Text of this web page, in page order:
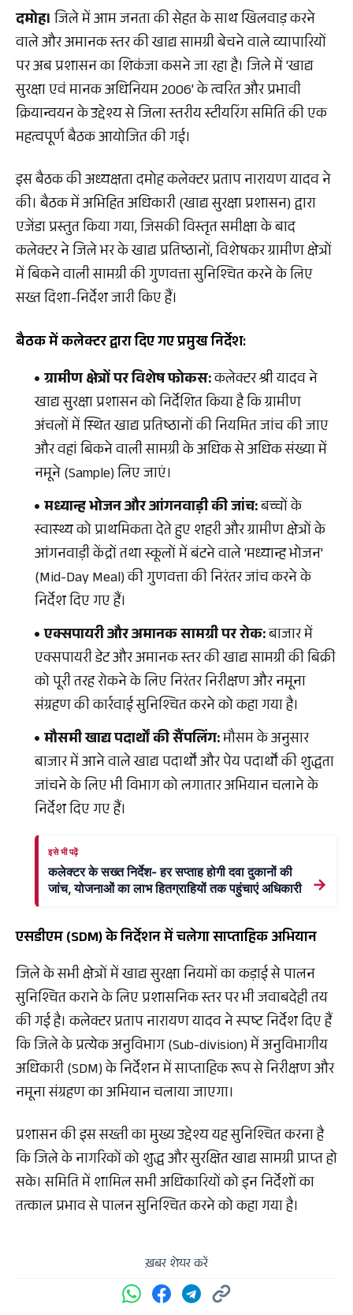
दमोह।जिले में आम जनता की सेहत के साथ खिलवाड़ करने
वाले और अमानक स्तर की खाद्य सामग्री बेचने वाले व्यापारियों
पर अब प्रशासन का शिकंजा कसने जा रहा है। जिले में 'खाद्य
सुरक्षा एवं मानक अधिनियम 2006' के त्वरित और प्रभावी
क्रियान्वयन के उद्देश्य से जिला स्तरीय स्टीयरिंग समिति की एक
महत्वपूर्ण बैठक आयोजित की गई।
इस बैठक की अध्यक्षता दमोह कलेक्टर प्रताप नारायण यादव ने
की। बैठक में अभिहित अधिकारी (खाद्य सुरक्षा प्रशासन) द्वारा
एजेंडा प्रस्तुत किया गया, जिसकी विस्तृत समीक्षा के बाद
कलेक्टर ने जिले भर के खाद्य प्रतिष्ठानों, विशेषकर ग्रामीण क्षेत्रों
में बिकने वाली सामग्री की गुणवत्ता सुनिश्चित करने के लिए
सख्त दिशा-निर्देश जारी किए हैं।
बैठक में कलेक्टर द्वारा दिए गए प्रमुख निर्देश:
ग्रामीण क्षेत्रों पर विशेष फोकस:कलेक्टर श्री यादव ने
खाद्य सुरक्षा प्रशासन को निर्देशित किया है कि ग्रामीण
अंचलों में स्थित खाद्य प्रतिष्ठानों की नियमित जांच की जाए
और वहां बिकने वाली सामग्री के अधिक से अधिक संख्या में
नमूने (Sample) लिए जाएं।
मध्यान्ह भोजन और आंगनवाड़ी की जांच:बच्चों के
स्वास्थ्य को प्राथमिकता देते हुए शहरी और ग्रामीण क्षेत्रों के
आंगनवाड़ी केंद्रों तथा स्कूलों में बंटने वाले 'मध्यान्ह भोजन'
(Mid-Day Meal) की गुणवत्ता की निरंतर जांच करने के
निर्देश दिए गए हैं।
एक्सपायरी और अमानक सामग्री पर रोक:बाजार में
एक्सपायरी डेट और अमानक स्तर की खाद्य सामग्री की बिक्री
को पूरी तरह रोकने के लिए निरंतर निरीक्षण और नमूना
संग्रहण की कार्रवाई सुनिश्चित करने को कहा गया है।
मौसमी खाद्य पदार्थों की सैंपलिंग:मौसम के अनुसार
बाजार में आने वाले खाद्य पदार्थों और पेय पदार्थों की शुद्धता
जांचने के लिए भी विभाग को लगातार अभियान चलाने के
निर्देश दिए गए हैं।
इसे भी पढ़ें
कलेक्टर के सख्त निर्देश- हर सप्ताह होगी दवा दुकानों की
जांच, योजनाओं का लाभ हितग्राहियों तक पहुंचाएं अधिकारी
→
एसडीएम (SDM) के निर्देशन में चलेगा साप्ताहिक अभियान
जिले के सभी क्षेत्रों में खाद्य सुरक्षा नियमों का कड़ाई से पालन
सुनिश्चित कराने के लिए प्रशासनिक स्तर पर भी जवाबदेही तय
की गई है। कलेक्टर प्रताप नारायण यादव ने स्पष्ट निर्देश दिए हैं
कि जिले के प्रत्येक अनुविभाग (Sub-division) में अनुविभागीय
अधिकारी (SDM) के निर्देशन में साप्ताहिक रूप से निरीक्षण और
नमूना संग्रहण का अभियान चलाया जाएगा।
प्रशासन की इस सख्ती का मुख्य उद्देश्य यह सुनिश्चित करना है
कि जिले के नागरिकों को शुद्ध और सुरक्षित खाद्य सामग्री प्राप्त हो
सके। समिति में शामिल सभी अधिकारियों को इन निर्देशों का
तत्काल प्रभाव से पालन सुनिश्चित करने को कहा गया है।
ख़बर शेयर करें